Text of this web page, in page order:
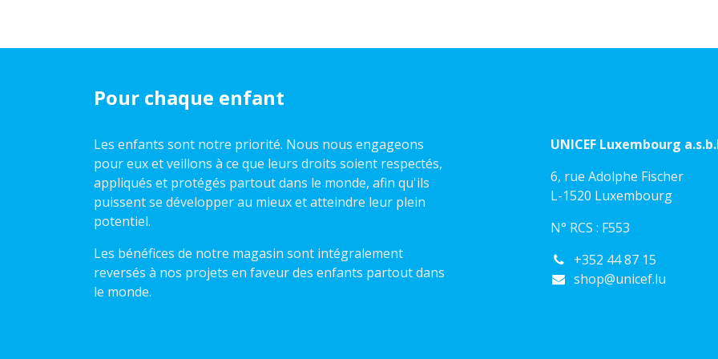
Pour chaque enfant
Les enfants sont notre priorité. Nous nous engageons
pour eux et veillons à ce que leurs droits soient respectés,
appliqués et protégés partout dans le monde, afin qu'ils
puissent se développer au mieux et atteindre leur plein
potentiel.
Les bénéfices de notre magasin sont intégralement
reversés à nos projets en faveur des enfants partout dans
le monde.
UNICEF Luxembourg
6, rue Adolphe Fischer
L-1520 Luxembourg
N° RCS : F553
+352 44 87 15
shop@unicef.lu